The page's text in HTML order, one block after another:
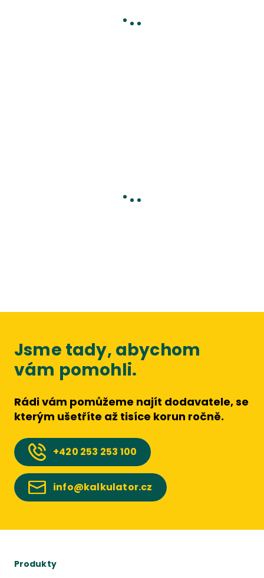
Jsme tady, abychom
vám pomohli.
Rádi vám pomůžeme najít dodavatele, se
kterým ušetříte až tisíce korun ročně.
+420 253 253 100
info@kalkulator.cz
Produkty